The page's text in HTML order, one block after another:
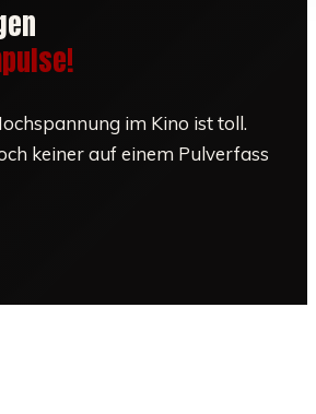
im Kino ist toll.
keiner auf einem Pulverfass